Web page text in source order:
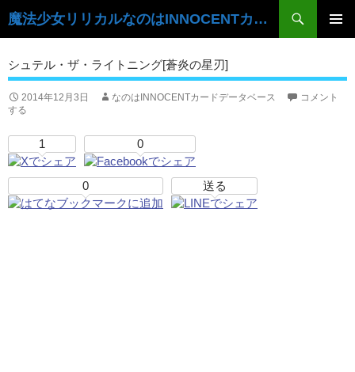
魔法少女リリカルなのはINNOCENTカードデータベース
検
索
イ
ン
テ
ン
ツ
へ
ッ
プ
シュテル・ザ・ライトニング[蒼炎の星刃]
2014年12月3日 なのはINNOCENTカードデータベース
コメント
する
1 0
0 送る